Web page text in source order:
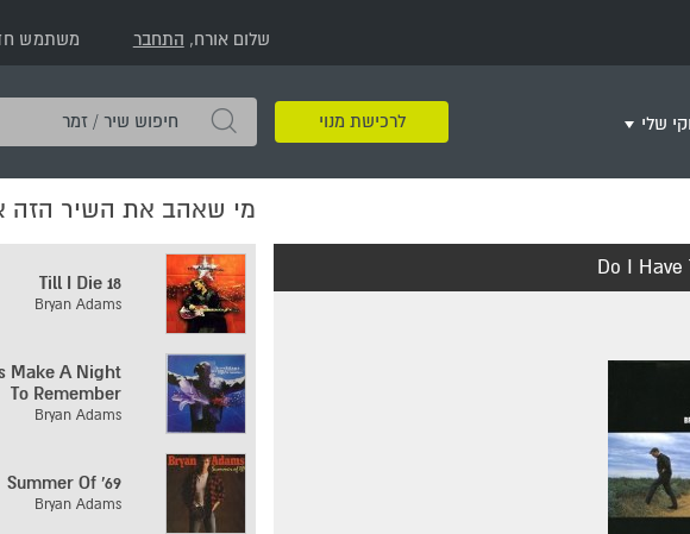
שלום אורח, התחבר משתמש
שירי ילדים
שירי קטנטנים
שירי להקות צבאיות
שלי
רשימת השמעה חדשה
לרכישת מנוי
Do I Have
מי שאהב את השיר הזה
18 Till I Die
Bryan Adams
Make A Night
To Remember
Bryan Adams
Summer Of '69
Bryan Adams